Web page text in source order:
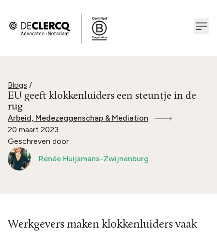
Blogs /
EU geeft klokkenluiders een steuntje in de
rug
Arbeid, Medezeggenschap & Mediation
20 maart 2023
Geschreven door
Renée Huijsmans-Zwijnenburg
Werkgevers maken klokkenluiders vaak